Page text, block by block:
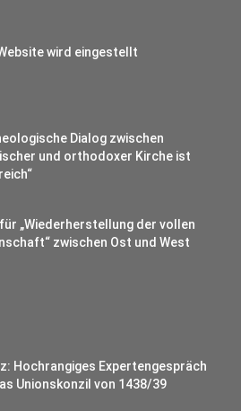
wird eingestellt
Dialog zwischen
und orthodoxer Kirche ist
„Wiederherstellung der vollen
zwischen Ost und West
Hochrangiges Expertengespräch
Unionskonzil von 1438/39